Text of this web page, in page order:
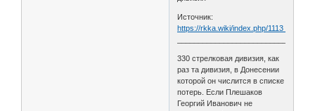
Источник:
https://rkka.wiki/index.php/
330 стрелковая дивизия, как
раз та дивизия, в Донесении
которой он числится в списке
потерь. Если Плешаков
Георгий Иванович не